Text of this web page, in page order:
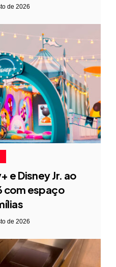
de 2026
e Disney Jr. ao
com espaço
de 2026